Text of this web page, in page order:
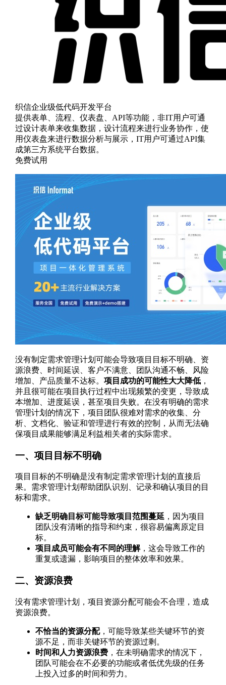
织信企业级低代码开发平台
提供表单、流程、仪表盘、API等功能，非IT用户可通
过设计表单来收集数据，设计流程来进行业务协作，使
用仪表盘来进行数据分析与展示，IT用户可通过API集
成第三方系统平台数据。
免费试用
没有制定需求管理计划可能会导致项目目标不明确、资
源浪费、时间延误、客户不满意、团队沟通不畅、风险
增加、产品质量不达标。 项目成功的可能性大大降低，
并且很可能在项目执行过程中出现频繁的变更，导致成
本增加、进度延误，甚至项目失败。在没有明确的需求
管理计划的情况下，项目团队很难对需求的收集、分
析、文档化、验证和管理进行有效的控制，从而无法确
保项目成果能够满足利益相关者的实际需求。
一、项目目标不明确
项目目标的不明确是没有制定需求管理计划的直接后
果。需求管理计划帮助团队识别、记录和确认项目的目
标和需求。
缺乏明确目标可能导致项目范围蔓延 ，因为项目
团队没有清晰的指导和约束，很容易偏离原定目
标。
项目成员可能会有不同的理解，这会导致工作的
重复或遗漏，影响项目的整体效率和效果。
二、资源浪费
没有需求管理计划，项目资源分配可能会不合理，造成
资源浪费。
不恰当的资源分配，可能导致某些关键环节的资
源不足，而非关键环节的资源过剩。
时间和人力资源浪费，在未明确需求的情况下，
团队可能会在不必要的功能或者低优先级的任务
上投入过多的时间和劳力。